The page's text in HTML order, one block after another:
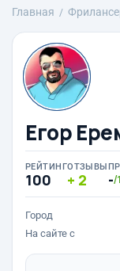
Главная
Егор
РЕЙТИНГ
100
ОТЗЫВЫ
2 -/
Город
На сайте с